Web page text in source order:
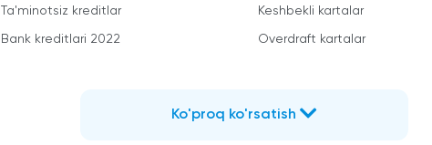
Ta'minotsiz kreditlar
Bank kreditlari 2022
Keshbekli kartalar
Overdraft kartalar
Ko'proq ko'rsatish